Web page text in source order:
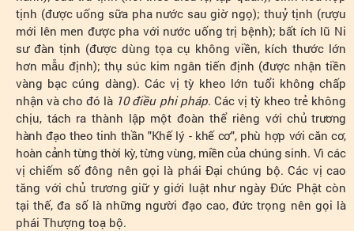
tịnh (được uống sữa pha nước sau giờ ngọ); thuỷ tịnh (rượu
mới lên men được pha với nước uống trị bệnh); bất ích lũ Ni
sư đàn tịnh (được dùng tọa cụ không viền, kích thước lớn
hơn mẫu định); thụ súc kim ngân tiến định (được nhận tiền
vàng bạc cúng dàng). Các vị tỳ kheo lớn tuổi không chấp
nhận và cho đó là 10 điều phi pháp. Các vị tỳ kheo trẻ không
chịu, tách ra thành lập một đoàn thể riêng vớichủ trương
hành đạo theo tinh thần "Khế lý - khế cơ", phù hợp với căn cơ,
hoàn cảnh từng thời kỳ, từng vùng, miền của chúng sinh. Vì các
vị chiếm số đông nên gọi là phái Đại chúng bộ. Các vị cao
tăng với chủ trương giữ y giới luật như ngày Đức Phật còn
tại thế, đa số là những người đạo cao, đức trọng nên gọi là
phái Thượng toạ bộ.